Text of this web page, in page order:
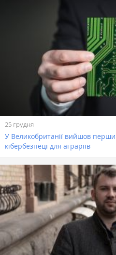
25 грудня
У Великобританії вийшов
кібербезпеці для аграріїв